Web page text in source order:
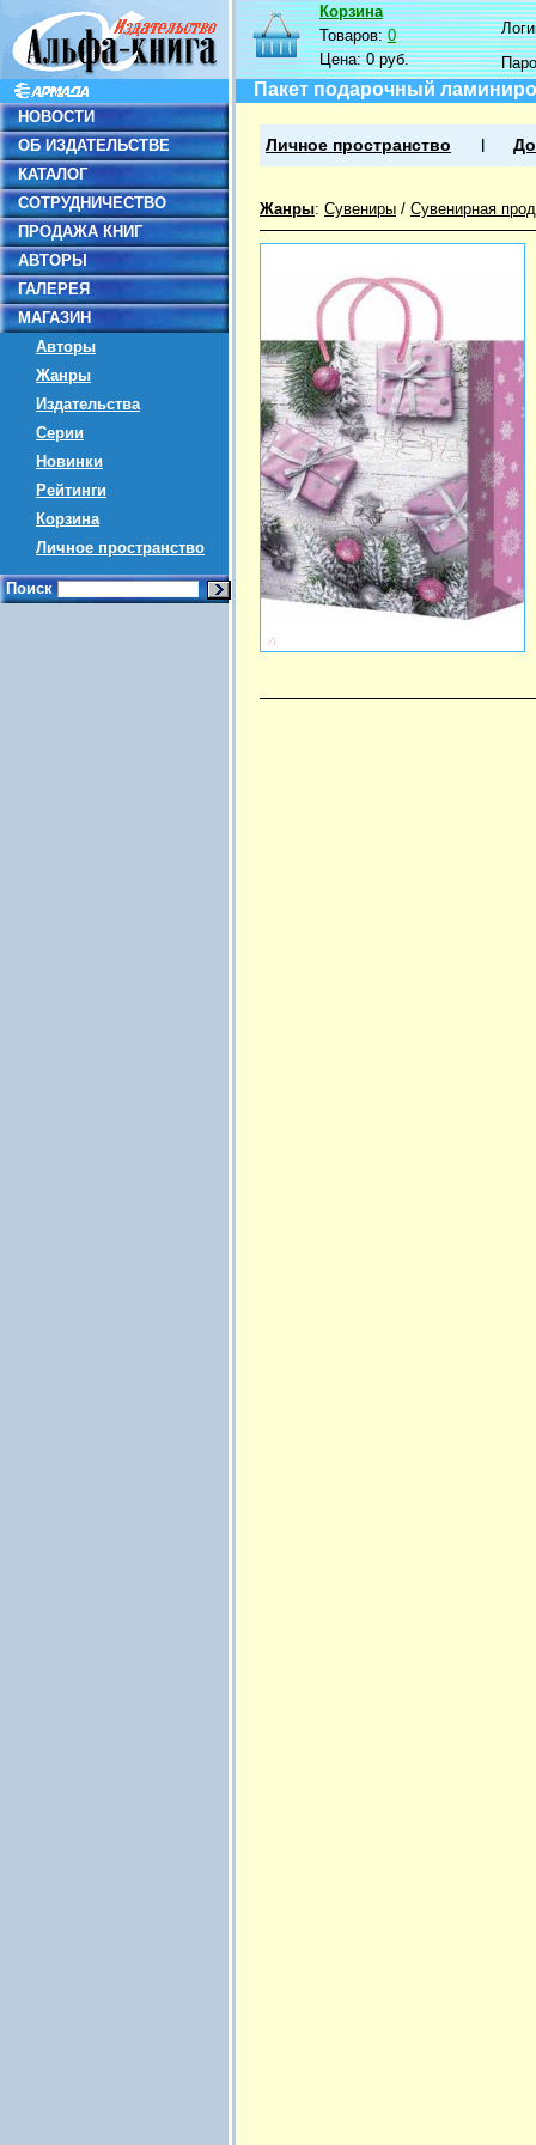
НОВОСТИ
ОБ ИЗДАТЕЛЬСТВЕ
КАТАЛОГ
СОТРУДНИЧЕСТВО
ПРОДАЖА КНИГ
АВТОРЫ
ГАЛЕРЕЯ
МАГАЗИН
Авторы
Жанры
Издательства
Серии
Новинки
Рейтинги
Корзина
Личное пространство
Поиск
Корзина
Товаров:0
Цена:0 руб.
Пакет подарочный
Личное пространство
Жанры: Сувениры / Сувенирная